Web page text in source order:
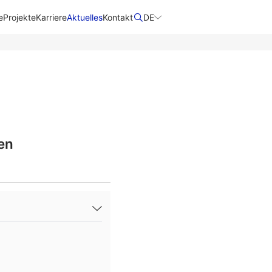
ProjekteKarriereAktuellesKontakt DE